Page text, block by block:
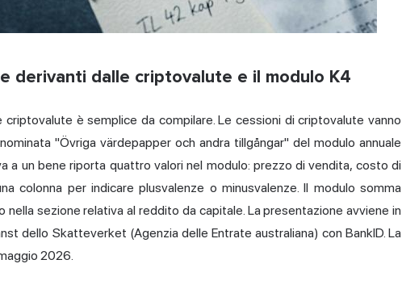
derivanti dalle criptovalute e il modulo K4
criptovalute è semplice da compilare. Le cessioni di criptovalute vanno
"Övriga värdepapper och andra tillgångar" del modulo annuale
a un bene riporta quattro valori nel modulo: prezzo di vendita, costo di
colonna per indicare plusvalenze o minusvalenze. Il modulo somma
sezione relativa al reddito da capitale. La presentazione avviene in
dello Skatteverket (Agenzia delle Entrate australiana) con BankID. La
2026.